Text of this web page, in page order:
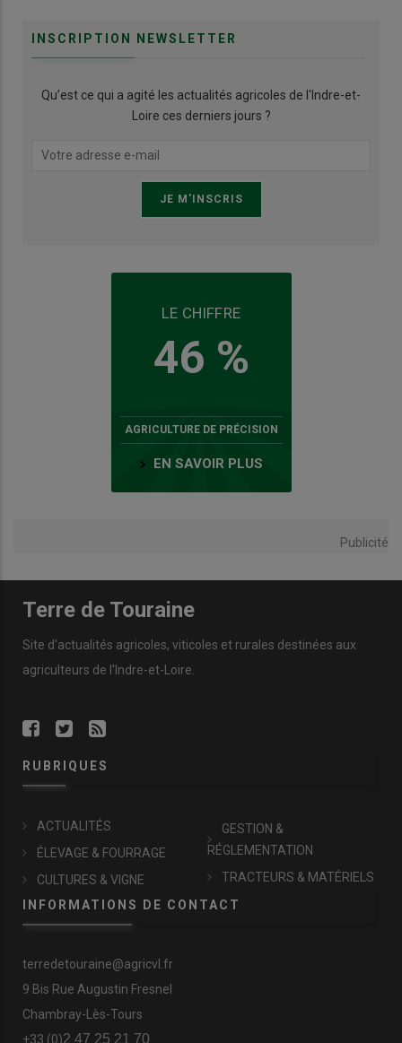
INSCRIPTION NEWSLETTER
Qu’est ce qui a agité les actualités agricoles de l'Indre-et-
Loire ces derniers jours ?
LE CHIFFRE
46 %
AGRICULTURE DE PRÉCISION
EN SAVOIR PLUS
Publicité
Terre de Touraine
Site d'actualités agricoles, viticoles et rurales destinées aux
agriculteurs de l'Indre-et-Loire.
RUBRIQUES
ACTUALITÉS
ÉLEVAGE & FOURRAGE
CULTURES & VIGNE
GESTION &
RÉGLEMENTATION
TRACTEURS & MATÉRIELS
INFORMATIONS DE CONTACT
terredetouraine@agricvl.fr
9 Bis Rue Augustin Fresnel
Chambray-Lès-Tours
+33 (0)2 47 25 21 70